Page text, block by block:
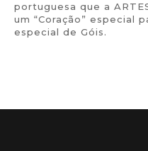
portuguesa que a
um “Coração” especial
especial de Góis.